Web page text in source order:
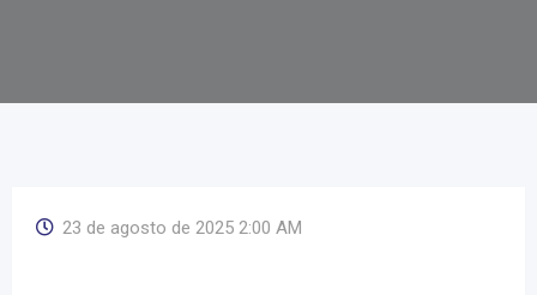
23 de agosto de 2025 2:00 AM